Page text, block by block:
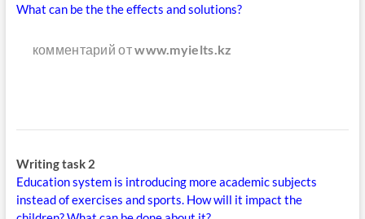
What can be the the effects and solutions?
комментарий отwww.myielts.kz
Writing task 2
Education system is introducing more academic subjects
instead of exercises and sports. How will it impact the